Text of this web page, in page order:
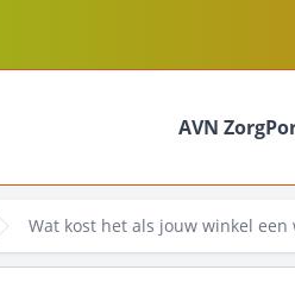
AVN
Wat kost het als jouw winkel een